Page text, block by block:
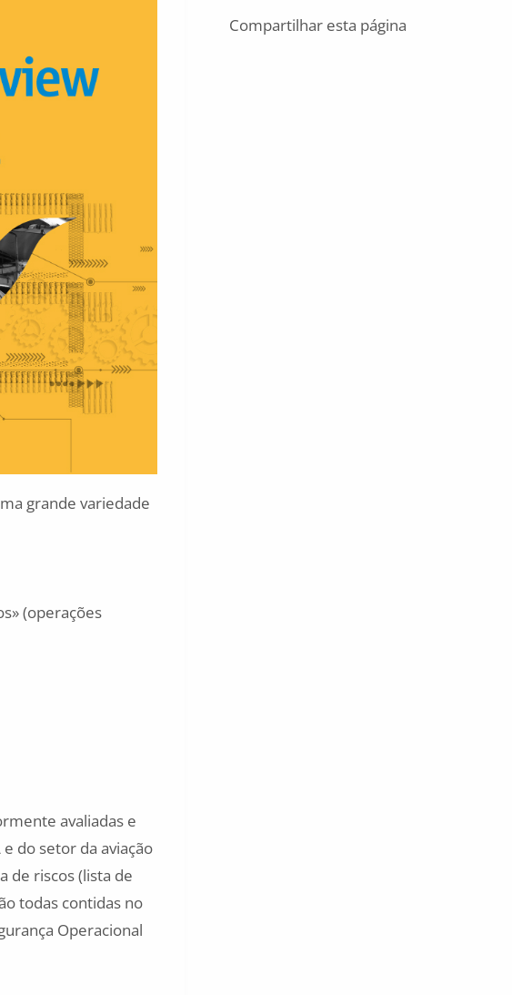
Compartilhar esta página
grande variedade
(operações
avaliadas e
do setor da aviação
de riscos (lista de
todas contidas no
Operacional